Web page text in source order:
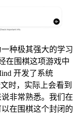
种极其强大的学习
在围棋这项游戏中
开发了系统
时，实际上会看到
非常熟悉。我们在
在围棋这个封闭的